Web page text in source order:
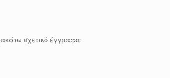
σχετικό έγγραφο: